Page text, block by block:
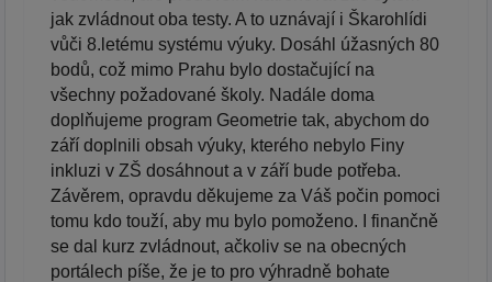
jak zvládnout oba testy. A to uznávají i Škarohlídi
vůči 8.letému systému výuky. Dosáhl úžasných 80
bodů, což mimo Prahu bylo dostačující na
všechny požadované školy. Nadále doma
doplňujeme program Geometrie tak, abychom do
září doplnili obsah výuky, kterého nebylo Finy
inkluzi v ZŠ dosáhnout a v září bude potřeba.
Závěrem, opravdu děkujeme za Váš počin pomoci
tomu kdo touží, aby mu bylo pomoženo. I finančně
se dal kurz zvládnout, ačkoliv se na obecných
portálech píše, že je to pro výhradně bohate